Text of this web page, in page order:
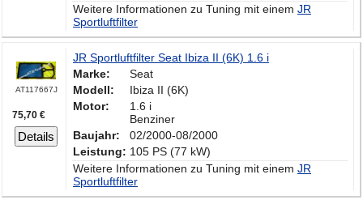
Weitere Informationen zu Tuning mit einem JR
Sportluftfilter
AT117667J
75,70 €
Details
JR Sportluftfilter Seat Ibiza II (6K) 1.6 i
Marke:
Seat
Modell:
Ibiza II (6K)
Motor:
1.6 i
Benziner
Baujahr:
02/2000-08/2000
Leistung: 105 PS (77 kW)
Weitere Informationen zu Tuning mit einem JR
Sportluftfilter